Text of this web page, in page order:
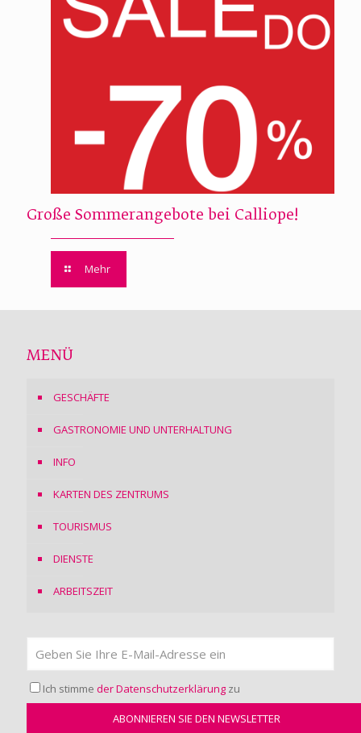
Große Sommerangebote bei Calliope!
Mehr
MENÜ
GESCHÄFTE
GASTRONOMIE UND UNTERHALTUNG
INFO
KARTEN DES ZENTRUMS
TOURISMUS
DIENSTE
ARBEITSZEIT
Ich stimme der Datenschutzerklärung zu